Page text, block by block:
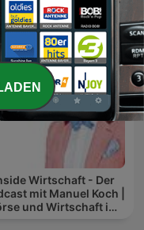
Wirtschaft - Der
mit Manuel Koch |
und Wirtschaft im